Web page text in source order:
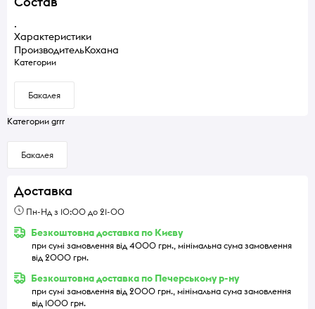
.
Характеристики
ПроизводительКохана
Категории
Бакалея
Категории grrr
Бакалея
Доставка
Пн-Нд з 10:00 до 21-00
Безкоштовна доставка по Києву
при сумі замовлення від 4000 грн., мінімальна сума замовлення
від 2000 грн.
Безкоштовна доставка по Печерському р-ну
при сумі замовлення від 2000 грн., мінімальна сума замовлення
від 1000 грн.